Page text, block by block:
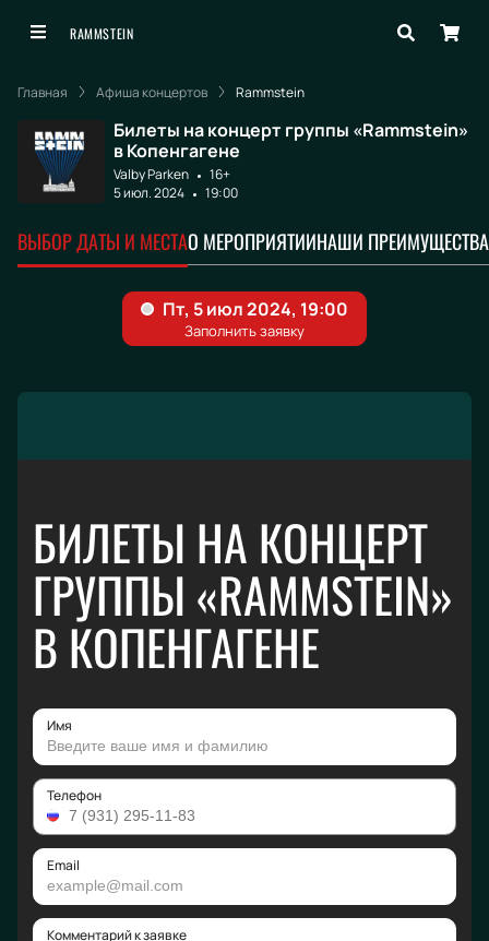
RAMMSTEIN
Главная Афиша концертов Rammstein
Билеты на концерт группы «Rammstein»
в Копенгагене
Valby Parken
16+
5 июл. 2024
19:00
ВЫБОР ДАТЫ И МЕСТАО МЕРОПРИЯТИИНАШИ ПРЕИМУЩЕСТВА
БИЛЕТЫ НА КОНЦЕРТ
ГРУППЫ «RAMMSTEIN»
В КОПЕНГАГЕНЕ
Имя
Телефон
Email
Комментарий к заявке